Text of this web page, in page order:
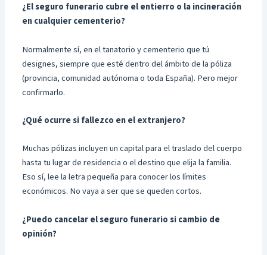
¿El seguro funerario cubre el entierro o la incineración
en cualquier cementerio?
Normalmente sí, en el tanatorio y cementerio que tú
designes, siempre que esté dentro del ámbito de la póliza
(provincia, comunidad autónoma o toda España). Pero mejor
confirmarlo.
¿Qué ocurre si fallezco en el extranjero?
Muchas pólizas incluyen un capital para el traslado del cuerpo
hasta tu lugar de residencia o el destino que elija la familia.
Eso sí, lee la letra pequeña para conocer los límites
económicos. No vaya a ser que se queden cortos.
¿Puedo cancelar el seguro funerario si cambio de
opinión?